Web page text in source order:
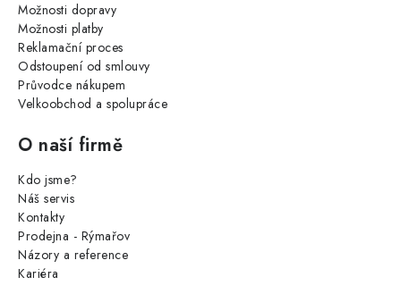
Možnosti dopravy
Možnosti platby
Reklamační proces
Odstoupení od smlouvy
Průvodce nákupem
Velkoobchod a spolupráce
O naší firmě
Kdo jsme?
Náš servis
Kontakty
Prodejna - Rýmařov
Názory a reference
Kariéra